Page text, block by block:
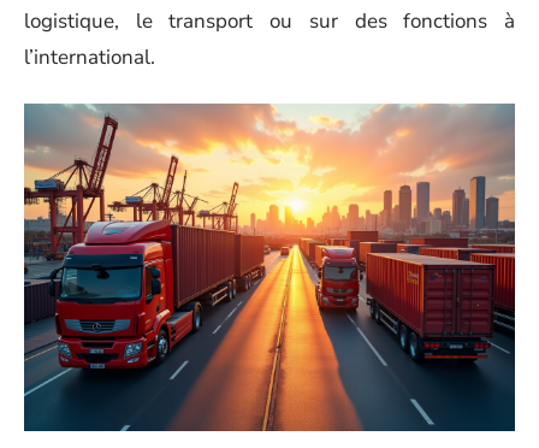
logistique, le transport ou sur des fonctions à
l’international.